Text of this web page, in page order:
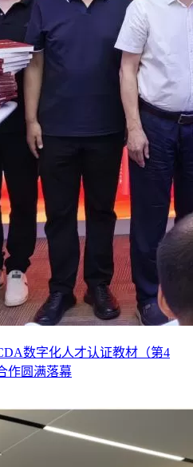
数字化人才认证教材（第4
作圆满落幕